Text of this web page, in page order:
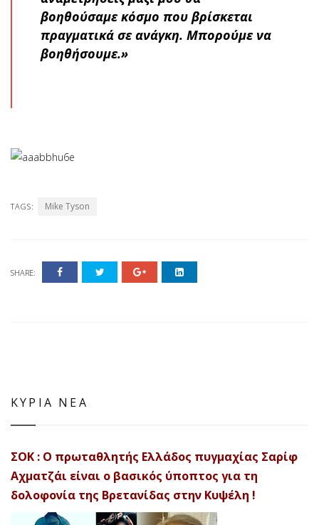
βοηθούσαμε κόσμο που βρίσκεται
πραγματικά σε ανάγκη. Μπορούμε να
βοηθήσουμε.»
TAGS: Mike Tyson
SHARE:
ΚΥΡΙΑ ΝΕΑ
ΣΟΚ : Ο πρωταθλητής Ελλάδος πυγμαχίας Σαρίφ
Αχματζάι είναι ο βασικός ύποπτος για τη
δολοφονία της Βρετανίδας στην Κυψέλη !